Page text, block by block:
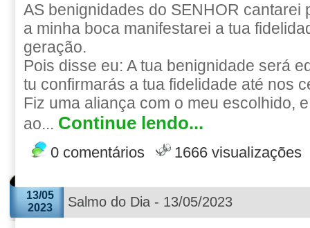
AS benignidades do SENHOR cantarei
a minha boca manifestarei a tua
geração.
Pois disse eu: A tua benignidade será
tu confirmarás a tua fidelidade até nos
Fiz uma aliança com o meu escolhido,
ao... Continue lendo...
0 comentários 1666 visualizações
13/05
2023
Salmo do Dia - 13/05/2023